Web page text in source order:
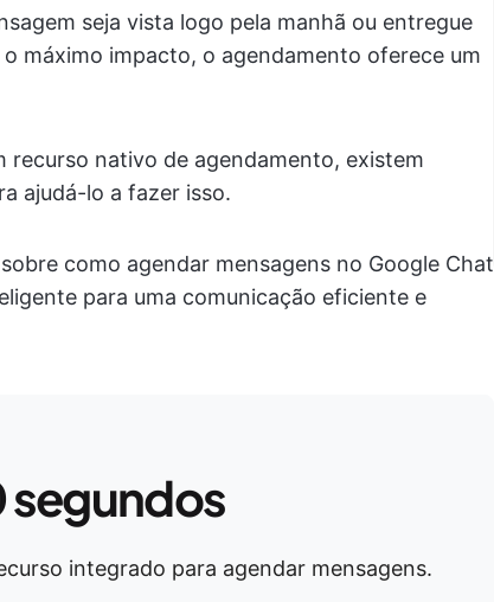
seja vista logo pela manhã ou entregue
máximo impacto, o agendamento oferece um
recurso nativo de agendamento, existem
ajudá-lo a fazer isso.
como agendar mensagens no Google Chat
para uma comunicação eficiente e
segundos
integrado para agendar mensagens.